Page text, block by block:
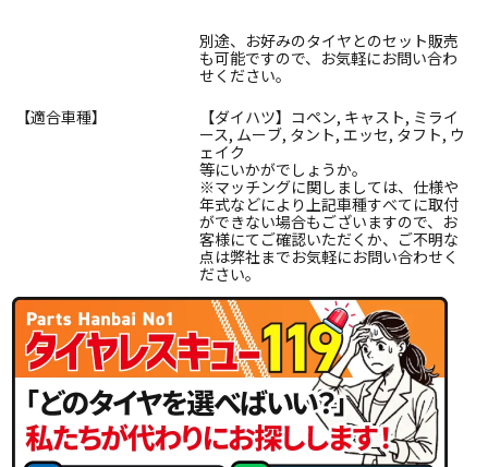
別途、お好みのタイヤとのセット販売
も可能ですので、お気軽にお問い合わ
せください。
【適合車種】
【ダイハツ】コペン, キャスト, ミライ
ース, ムーブ, タント, エッセ, タフト, ウ
ェイク
等にいかがでしょうか。
※マッチングに関しましては、仕様や
年式などにより上記車種すべてに取付
ができない場合もございますので、お
客様にてご確認いただくか、ご不明な
点は弊社までお気軽にお問い合わせく
ださい。